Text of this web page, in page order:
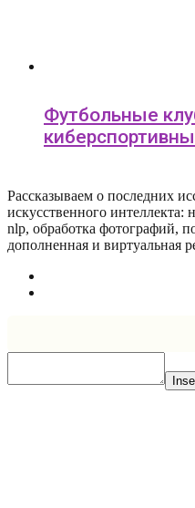
Футбольные
Рассказываем о последних
искусcтвенного интеллекта:
nlp, обработка фотографий,
дополненная и виртуальная